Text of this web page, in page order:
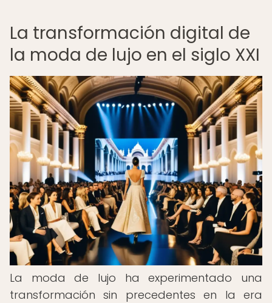
La transformación digital de
la moda de lujo en el siglo XXI
La moda de lujo ha experimentado una
transformación sin precedentes en la era